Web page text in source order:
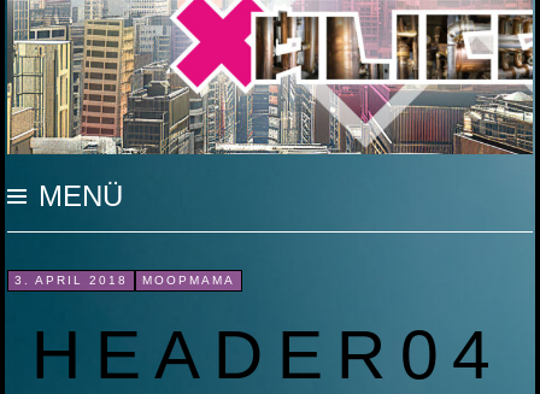
MENÜ
INHALT
SPRINGEN
3. APRIL 2018 MOOPMAMA
HEADER04